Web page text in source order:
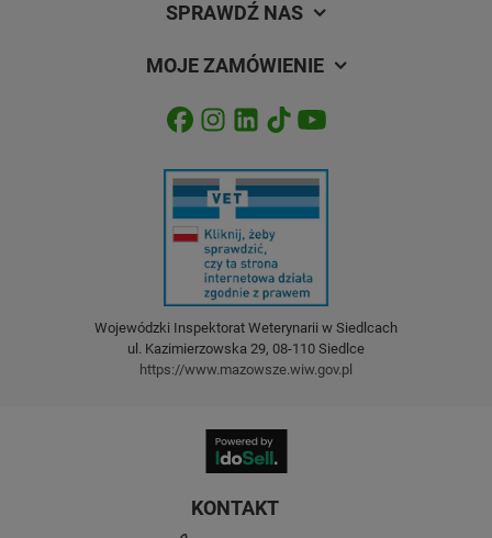
SPRAWDŹ NAS
MOJE ZAMÓWIENIE
Wojewódzki Inspektorat Weterynarii w Siedlcach
ul. Kazimierzowska 29, 08-110 Siedlce
https://www.mazowsze.wiw.gov.pl
KONTAKT